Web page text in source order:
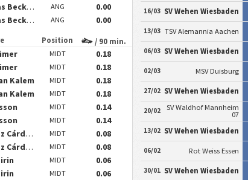
ANG
0.00
ANG 0.00
Position / 90 min.
MIDT
0.18
MIDT
0.18
Kalem
MIDT
0.18
Kalem
MIDT
0.18
MIDT
0.14
MIDT
0.14
MIDT
0.08
MIDT
0.08
MIDT
0.06
MIDT
0.06
16/03 SV Wehen Wiesbaden
13/03 TSV Alemannia Aachen
06/03 SV Wehen Wiesbaden
02/03 MSV Duisburg
27/02 SV Wehen Wiesbaden
20/02
SV Waldhof Mannheim
07
13/02 SV Wehen Wiesbaden
06/02 Rot Weiss Essen
30/01 SV Wehen Wiesbaden